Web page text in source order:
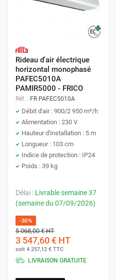
Rideau d'air électrique
horizontal monophasé
PAFEC5010A
PAMIR5000 - FRICO
Réf. : FR PAFEC5010A
Débit d'air : 900/2 950 m³/h
Alimentation : 230 V
Hauteur d'installation : 5 m
Longueur : 103 cm
Indice de protection : IP24
Poids : 39 kg
Délai : Livrable semaine 37
(semaine du 07/09/2026)
-30%
5 068,00 €HT
3 547,60 € HT
soit 4 257,12 € TTC
LIVRAISON GRATUITE